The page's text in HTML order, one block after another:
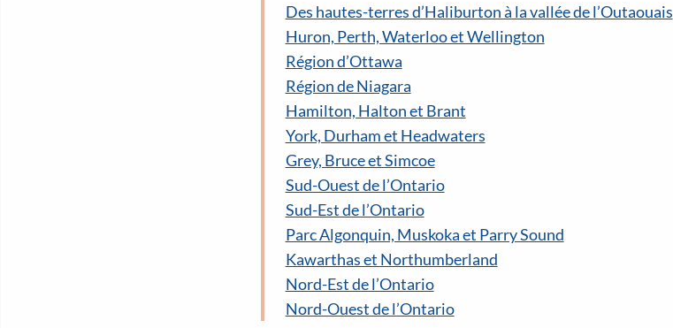
Des hautes-terres d’Haliburton à la vallée de l’Outaouais
Huron, Perth, Waterloo et Wellington
Région d’Ottawa
Région de Niagara
Hamilton, Halton et Brant
York, Durham et Headwaters
Grey, Bruce et Simcoe
Sud-Ouest de l’Ontario
Sud-Est de l’Ontario
Parc Algonquin, Muskoka et Parry Sound
Kawarthas et Northumberland
Nord-Est de l’Ontario
Nord-Ouest de l’Ontario